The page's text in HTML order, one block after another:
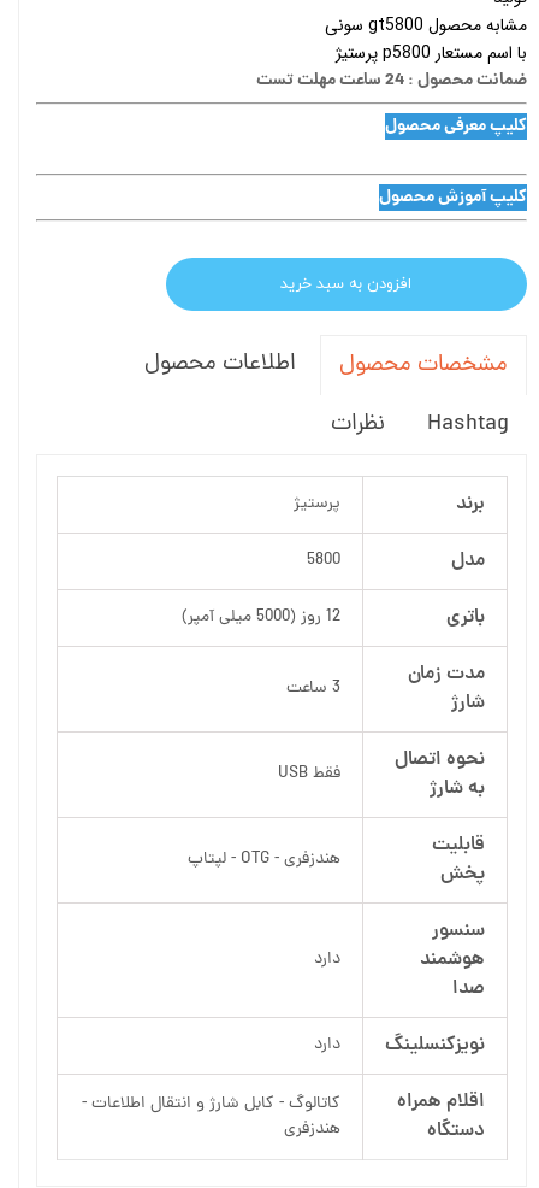
مشابه محصول gt5800 سونی
با اسم مستعار p5800 پرستیژ
ضمانت محصول : 24 ساعت مهلت تست
کلیپ معرفی محصول
کلیپ آموزش محصول
افزودن به سبد خرید
مشخصات محصول
اطلاعات محصول
Hashtag
نظرات
برند پرستیژ
مدل 5800
باتری 12 روز (5000 میلی آمپر)
مدت زمان
شارژ
3 ساعت
نحوه اتصال
به شارژ
فقط USB
قابلیت
پخش
هندزفری - OTG - لپتاپ
سنسور
هوشمند
صدا
دارد
نویزکنسلینگ دارد
اقلام همراه
دستگاه
کاتالوگ - کابل شارژ و انتقال اطلاعات -
هندزفری